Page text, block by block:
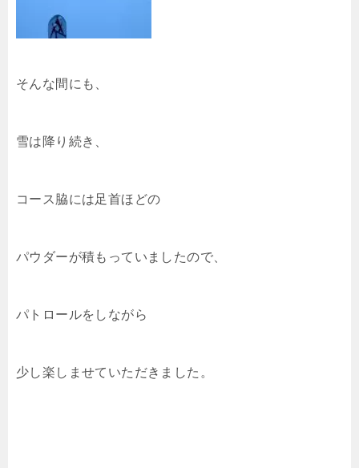
そんな間にも、
雪は降り続き、
コース脇には足首ほどの
パウダーが積もっていましたので、
パトロールをしながら
少し楽しませていただきました。